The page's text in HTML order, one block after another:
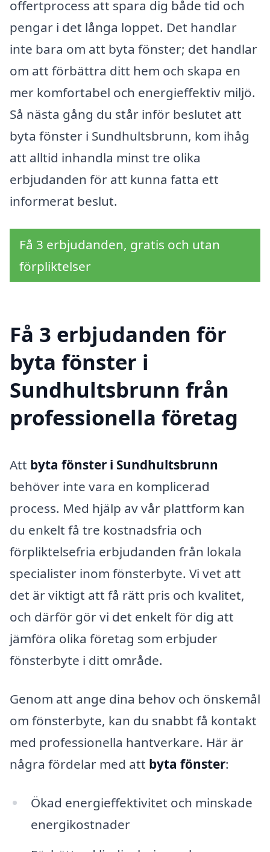
offertprocess att spara dig både tid och
pengar i det långa loppet. Det handlar
inte bara om att byta fönster; det handlar
om att förbättra ditt hem och skapa en
mer komfortabel och energieffektiv miljö.
Så nästa gång du står inför beslutet att
byta fönster i Sundhultsbrunn, kom ihåg
att alltid inhandla minst tre olika
erbjudanden för att kunna fatta ett
informerat beslut.
Få 3 erbjudanden, gratis och utan
förpliktelser
Få 3 erbjudanden för
byta fönster i
Sundhultsbrunn från
professionella företag
Att byta fönster i Sundhultsbrunn
behöver inte vara en komplicerad
process. Med hjälp av vår plattform kan
du enkelt få tre kostnadsfria och
förpliktelsefria erbjudanden från lokala
specialister inom fönsterbyte. Vi vet att
det är viktigt att få rätt pris och kvalitet,
och därför gör vi det enkelt för dig att
jämföra olika företag som erbjuder
fönsterbyte i ditt område.
Genom att ange dina behov och önskemål
om fönsterbyte, kan du snabbt få kontakt
med professionella hantverkare. Här är
några fördelar med att byta fönster:
Ökad energieffektivitet och minskade
energikostnader